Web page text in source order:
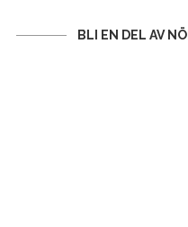
BLI EN DEL AV